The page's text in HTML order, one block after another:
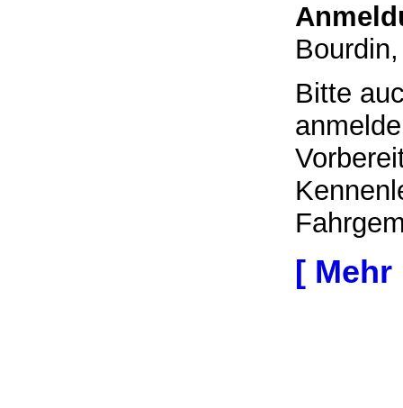
Bitte
[